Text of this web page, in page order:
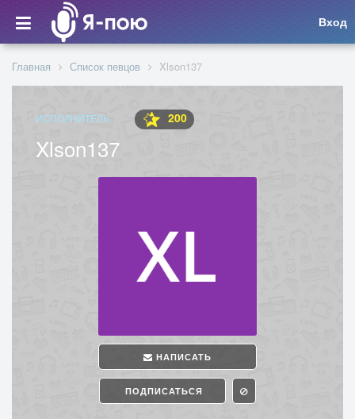
Вход
Главная Список певцов Xlson137
ИСПОЛНИТЕЛЬ 200
Xlson137
НАПИСАТЬ
ПОДПИСАТЬСЯ